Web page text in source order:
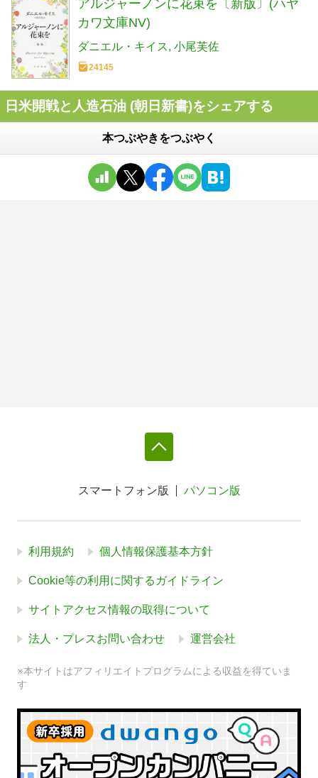
アルジャーノンに花束を〔新版〕(ハヤ
カワ文庫NV)
ダニエル・キイス 小尾芙佐
24145
日米開戦と人造石油 (朝日新書)をシェアする
本つぶやきをつぶやく
スマートフォン版 パソコン版
利用規約 個人情報保護基本方針
Cookie等の利用に関するガイドライン
サイトアクセス情報の取得について
法人・プレスお問い合わせ 運営会社
※本サイトはアフィリエイトプログラムによる収益を得ていま
す